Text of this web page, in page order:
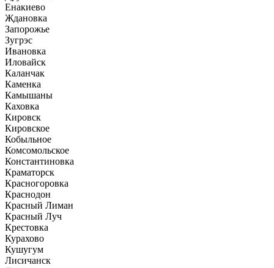
Енакиево
Ждановка
Запорожье
Зугрэс
Ивановка
Иловайск
Каланчак
Каменка
Камышаны
Каховка
Кировск
Кировское
Кобыльное
Комсомольское
Константиновка
Краматорск
Красногоровка
Краснодон
Красный Лиман
Красный Луч
Крестовка
Курахово
Кушугум
Лисичанск